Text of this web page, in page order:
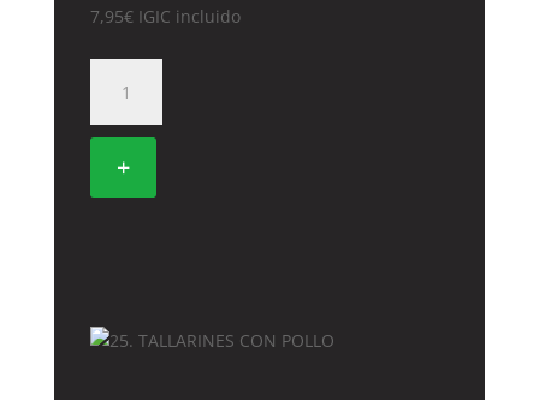
7,95€ IGIC incluido
POLLO
FRITO
ALMENDRAS
+